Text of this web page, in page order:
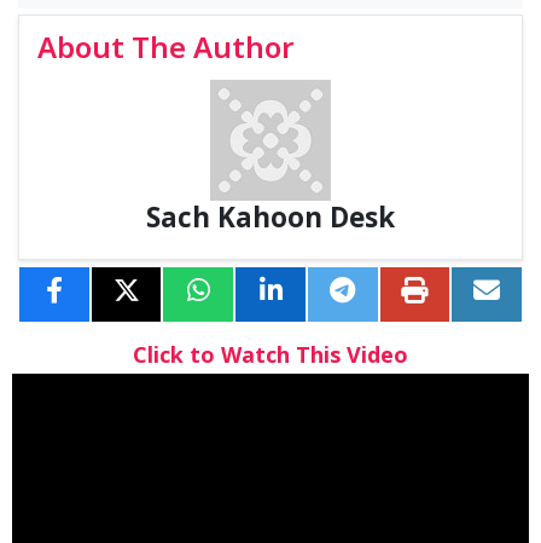
About The Author
Sach Kahoon Desk
Click to Watch This Video